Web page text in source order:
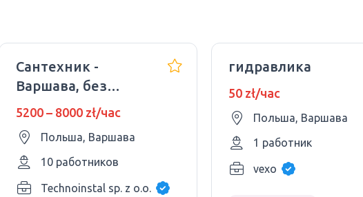
Сантехник -
Варшава, без
представительства.
5200 – 8000 zł/час
Польша, Варшава
10 работников
Technoinstal sp. z o.o.
гидравлика
50 zł/час
Польша, Варшава
1 работник
vexo